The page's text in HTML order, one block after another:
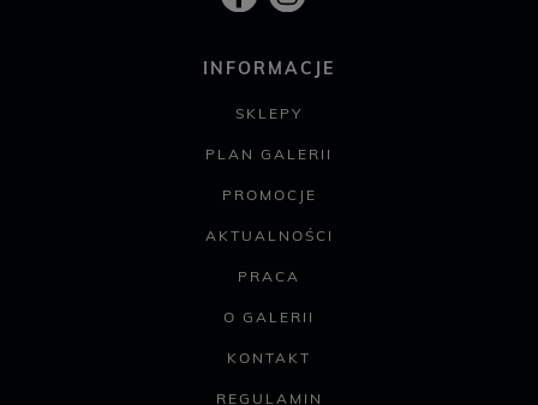
INFORMACJE
SKLEPY
PLAN GALERII
PROMOCJE
AKTUALNOŚCI
PRACA
O GALERII
KONTAKT
REGULAMIN